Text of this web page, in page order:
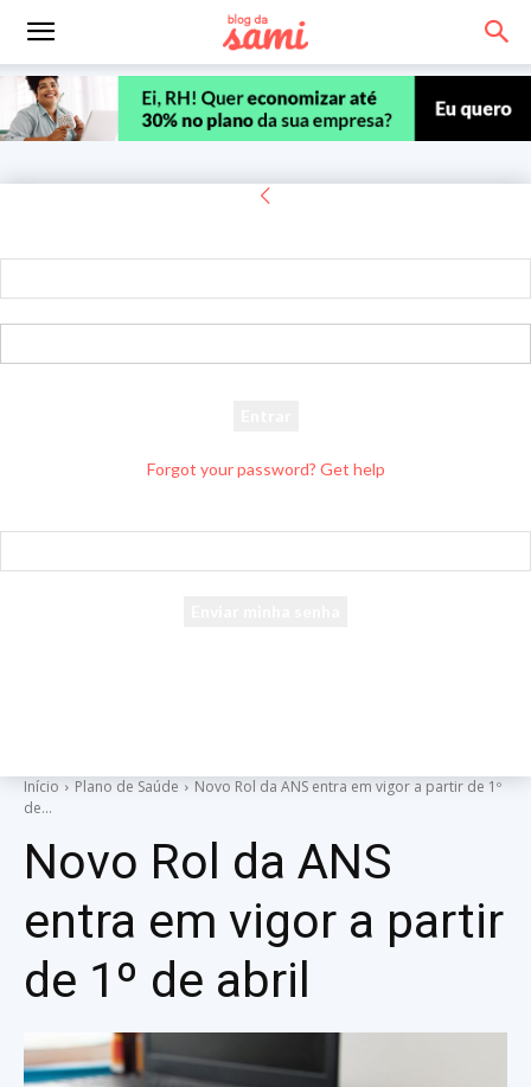
Forgot your password? Get help
Início Plano de Saúde
Novo Rol da ANS entra em vigor a partir de 1º
de...
Novo Rol da ANS
entra em vigor a partir
de 1º de abril